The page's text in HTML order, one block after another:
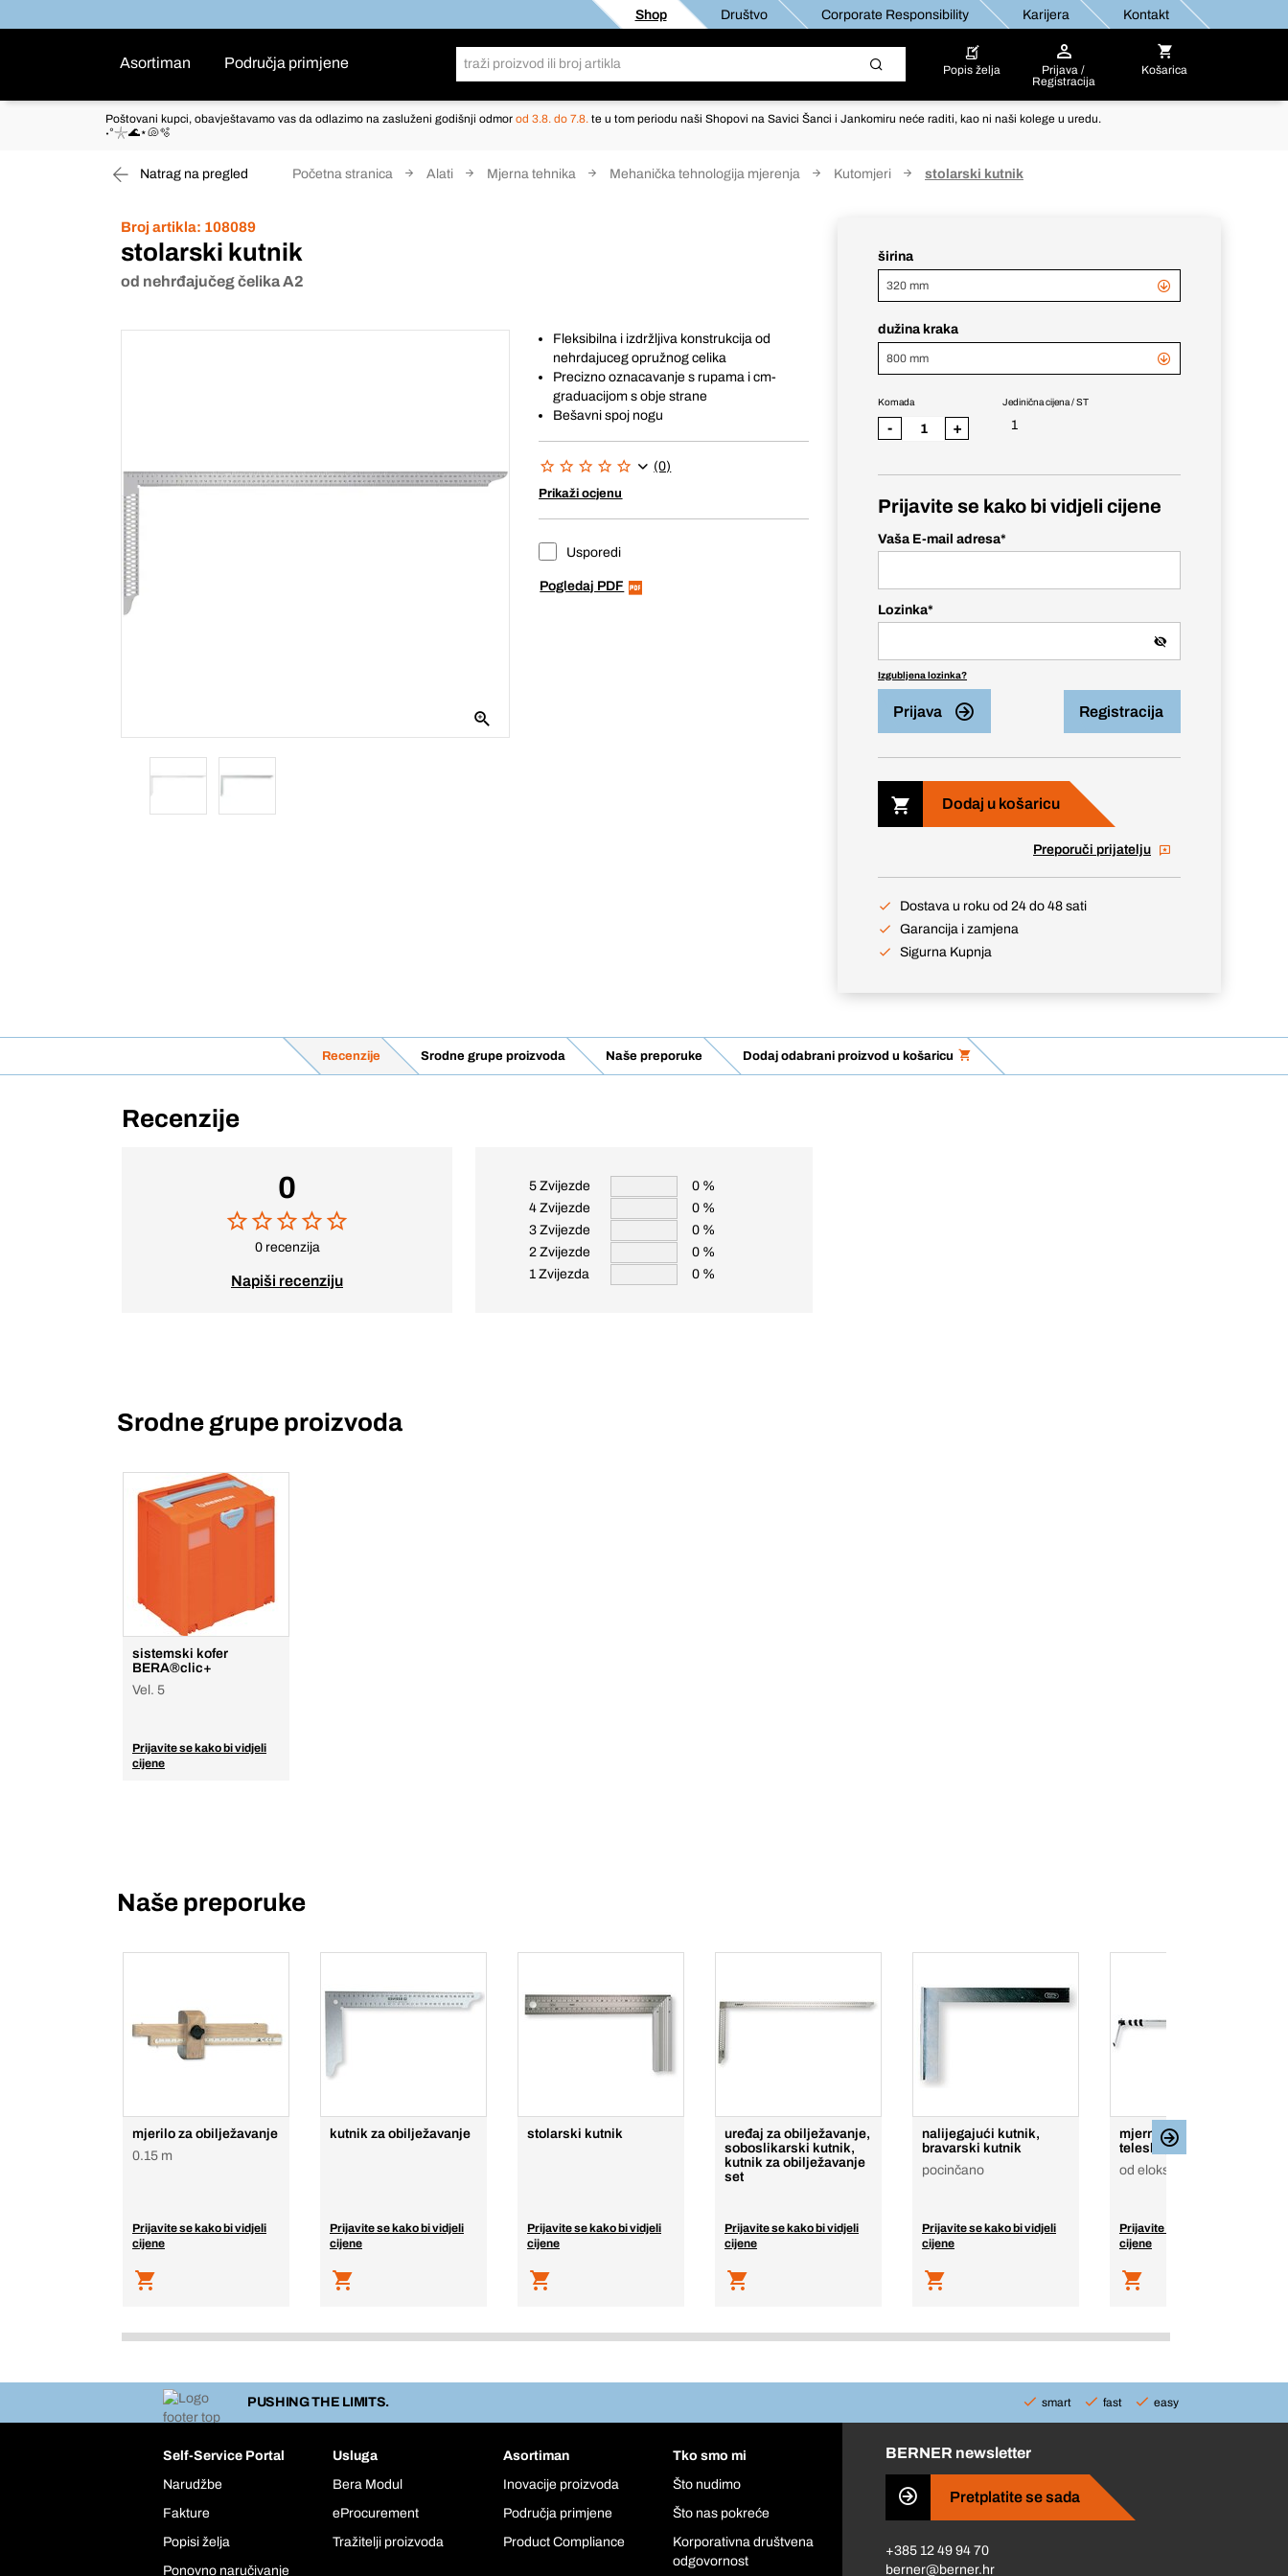
Shop Društvo Corporate Responsibility Karijera Kontakt
Asortiman Područja primjene Popis želja
Prijava /
Registracija
Košarica
Poštovani kupci, obavještavamo vas da odlazimo na zasluženi godišnji odmor od 3.8. do 7.8. te u tom periodu naši Shopovi na Savici Šanci i Jankomiru neće raditi, kao ni naši kolege u uredu.
˖°𓇼🌊⋆🐚🫧
Natrag na pregled Početna stranica Alati Mjerna tehnika Mehanička tehnologija mjerenja Kutomjeri stolarski kutnik
Broj artikla: 108089
stolarski kutnik
od nehrđajučeg čelika A2
Fleksibilna i izdržljiva konstrukcija od
nehrdajuceg opružnog celika
Precizno oznacavanje s rupama i cm-
graduacijom s obje strane
Bešavni spoj nogu
(0)
Prikaži ocjenu
Usporedi
Pogledaj PDF
širina
320 mm
dužina kraka
800 mm
Jedinična cijena / ST
1
Komada
- +
Prijavite se kako bi vidjeli cijene
Vaša E-mail adresa*
Lozinka*
Izgubljena lozinka?
Prijava Registracija
Dodaj u košaricu
Preporuči prijatelju
Dostava u roku od 24 do 48 sati
Garancija i zamjena
Sigurna Kupnja
Recenzije Srodne grupe proizvoda Naše preporuke Dodaj odabrani proizvod u košaricu
Recenzije
0
0 recenzija
Napiši recenziju
5 Zvijezde
0 %
4 Zvijezde
0 %
3 Zvijezde
0 %
2 Zvijezde
0 %
1 Zvijezda
0 %
Srodne grupe proizvoda
sistemski kofer
BERA®clic+
Vel. 5
Prijavite se kako bi vidjeli
cijene
Naše preporuke
mjerilo za obilježavanje
0.15 m
Prijavite se kako bi vidjeli
cijene
kutnik za obilježavanje
Prijavite se kako bi vidjeli
cijene
stolarski kutnik
Prijavite se kako bi vidjeli
cijene
uređaj za obilježavanje,
soboslikarski kutnik,
kutnik za obilježavanje
set
Prijavite se kako bi vidjeli
cijene
nalijegajući kutnik,
bravarski kutnik
pocinčano
Prijavite se kako bi vidjeli
cijene
mjerni štap,
teleskopski
od eloksiranog aluminija
Prijavite se kako bi vidjeli
cijene
PUSHING THE LIMITS. smart fast easy
Self-Service Portal
Narudžbe
Fakture
Popisi želja
Ponovno naručivanje
Usluga
Bera Modul
eProcurement
Tražitelji proizvoda
Asortiman
Inovacije proizvoda
Područja primjene
Product Compliance
Tko smo mi
Što nudimo
Što nas pokreće
Korporativna društvena
odgovornost
BERNER newsletter
Pretplatite se sada
+385 12 49 94 70
berner@berner.hr